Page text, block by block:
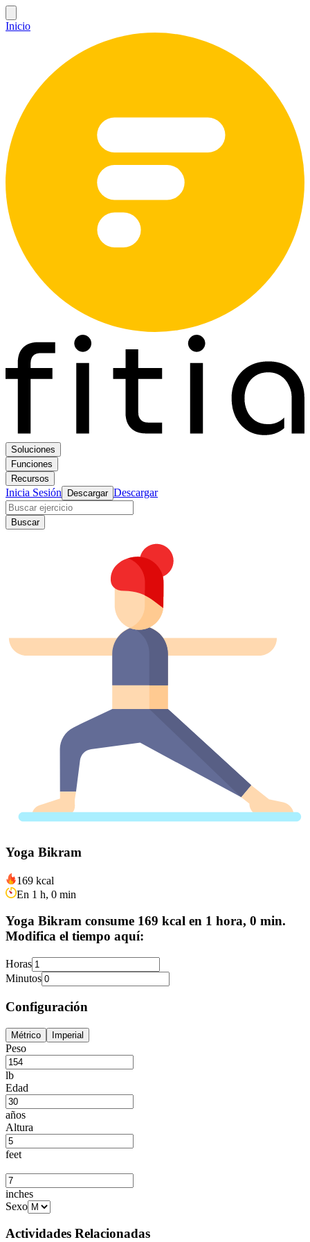
Inicio
Soluciones
Funciones
Recursos
Inicia Sesión Descargar Descargar
Buscar
Yoga Bikram
169 kcal
En 1 h, 0 min
Yoga Bikram consume 169 kcal en 1 hora, 0 min.
Modifica el tiempo aquí:
Horas
Minutos
Configuración
Métrico Imperial
Peso
lb
Edad
años
Altura
feet
inches
Sexo
Actividades Relacionadas